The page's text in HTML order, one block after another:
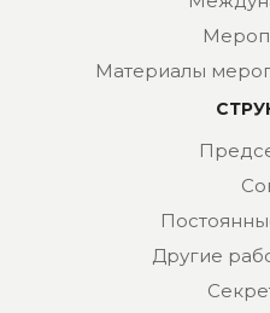
Материалы
Другие